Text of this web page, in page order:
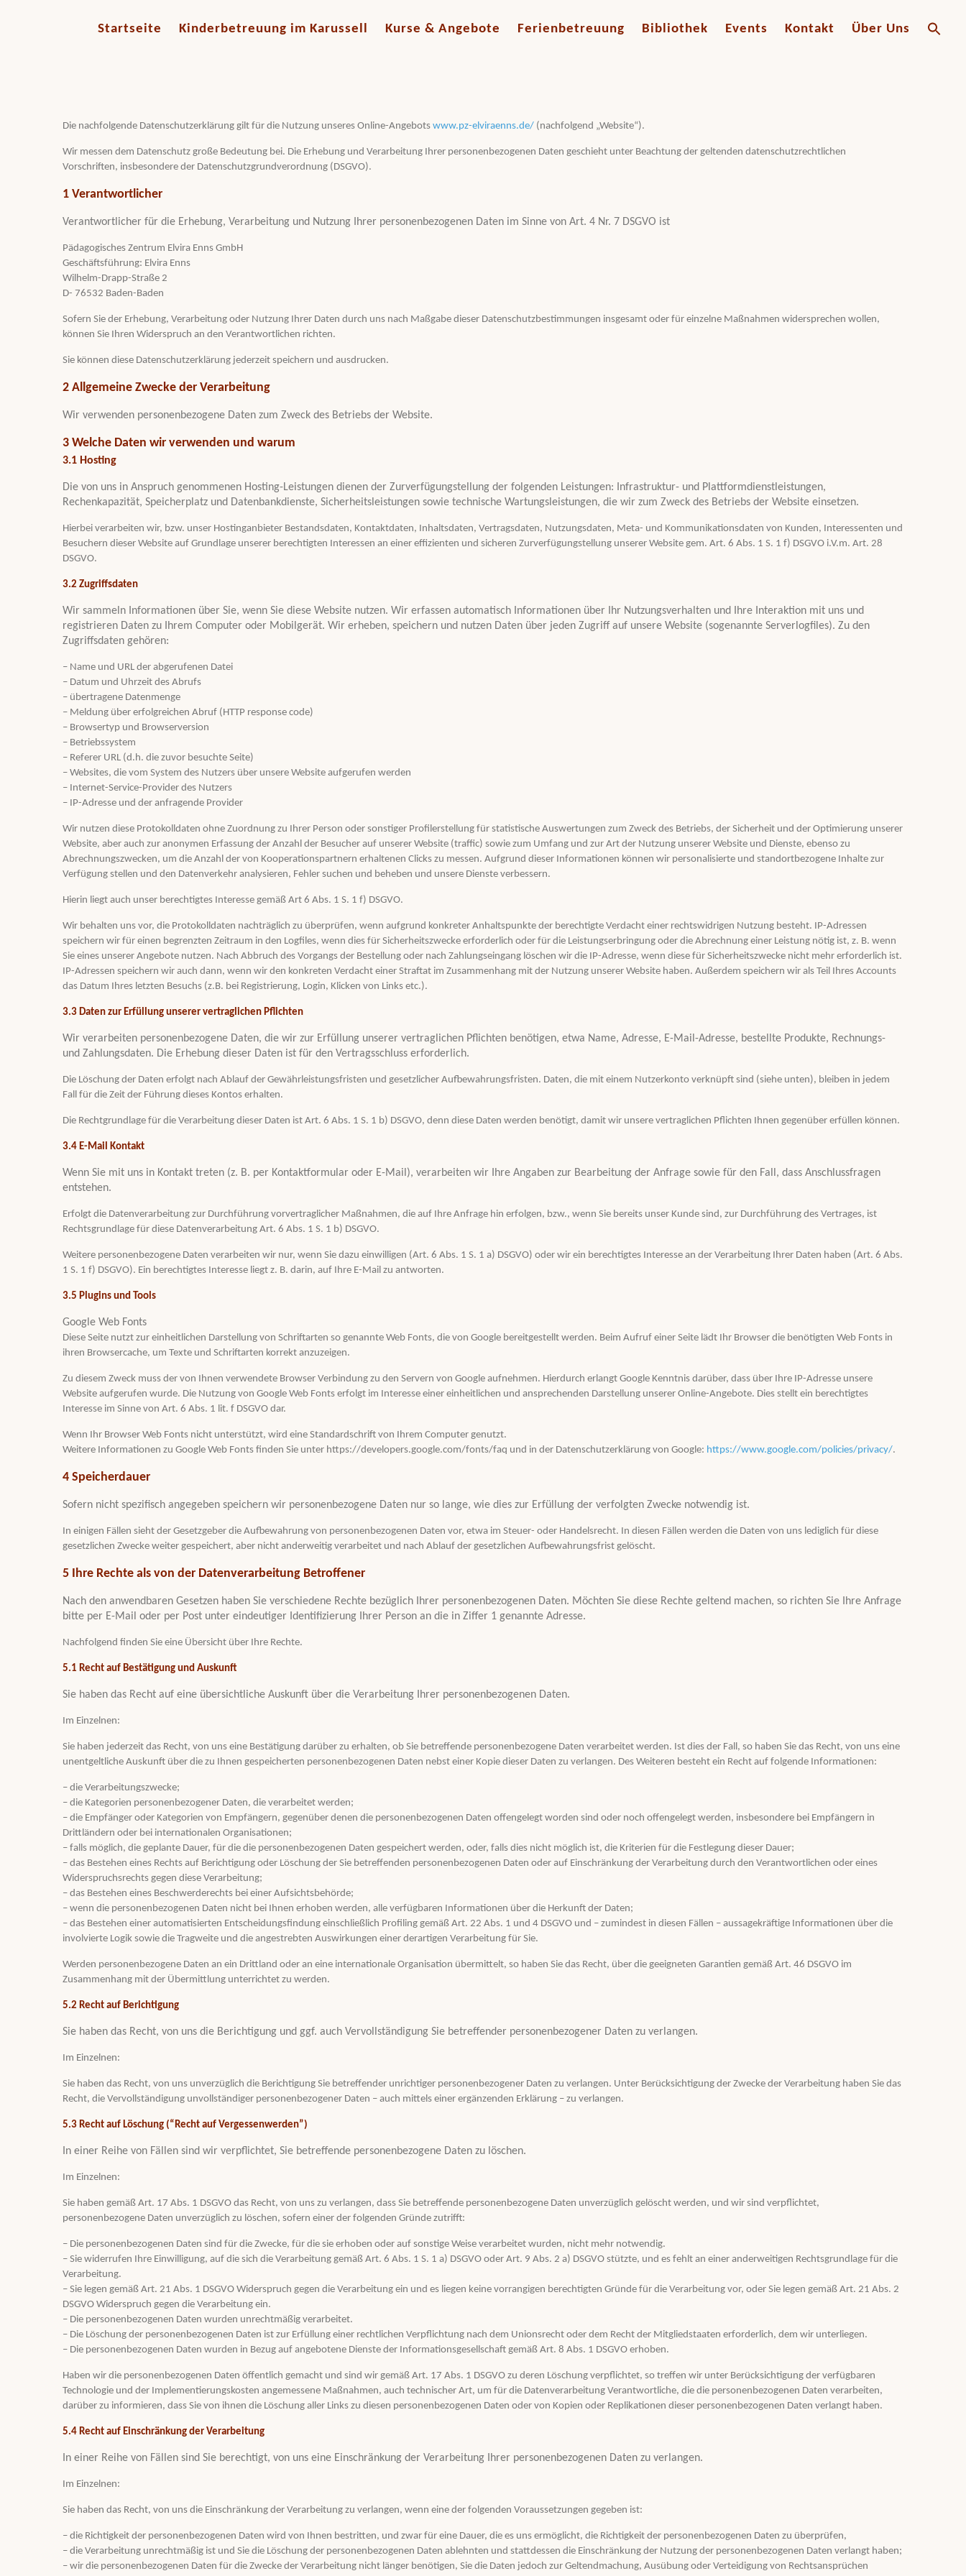
Startseite Kinderbetreuung im Karussell Kurse & Angebote Ferienbetreuung Bibliothek Events Kontakt Über Uns
Die nachfolgende Datenschutzerklärung gilt für die Nutzung unseres Online-Angebotswww.pz-elviraenns.de/ (nachfolgend „Website“).
Wir messen dem Datenschutz große Bedeutung bei. Die Erhebung und Verarbeitung Ihrer personenbezogenen Daten geschieht unter Beachtung der geltenden datenschutzrechtlichen
Vorschriften, insbesondere der Datenschutzgrundverordnung (DSGVO).
1 Verantwortlicher
Verantwortlicher für die Erhebung, Verarbeitung und Nutzung Ihrer personenbezogenen Daten im Sinne von Art. 4 Nr. 7 DSGVO ist
Pädagogisches Zentrum Elvira Enns GmbH
Geschäftsführung: Elvira Enns
Wilhelm-Drapp-Straße 2
D- 76532 Baden-Baden
Sofern Sie der Erhebung, Verarbeitung oder Nutzung Ihrer Daten durch uns nach Maßgabe dieser Datenschutzbestimmungen insgesamt oder für einzelne Maßnahmen widersprechen wollen,
können Sie Ihren Widerspruch an den Verantwortlichen richten.
Sie können diese Datenschutzerklärung jederzeit speichern und ausdrucken.
2 Allgemeine Zwecke der Verarbeitung
Wir verwenden personenbezogene Daten zum Zweck des Betriebs der Website.
3 Welche Daten wir verwenden und warum
3.1 Hosting
Die von uns in Anspruch genommenen Hosting-Leistungen dienen der Zurverfügungstellung der folgenden Leistungen: Infrastruktur- und Plattformdienstleistungen,
Rechenkapazität, Speicherplatz und Datenbankdienste, Sicherheitsleistungen sowie technische Wartungsleistungen, die wir zum Zweck des Betriebs der Website einsetzen.
Hierbei verarbeiten wir, bzw. unser Hostinganbieter Bestandsdaten, Kontaktdaten, Inhaltsdaten, Vertragsdaten, Nutzungsdaten, Meta- und Kommunikationsdaten von Kunden, Interessenten und
Besuchern dieser Website auf Grundlage unserer berechtigten Interessen an einer effizienten und sicheren Zurverfügungstellung unserer Website gem. Art. 6 Abs. 1 S. 1 f) DSGVO i.V.m. Art. 28
DSGVO.
3.2 Zugriffsdaten
Wir sammeln Informationen über Sie, wenn Sie diese Website nutzen. Wir erfassen automatisch Informationen über Ihr Nutzungsverhalten und Ihre Interaktion mit uns und
registrieren Daten zu Ihrem Computer oder Mobilgerät. Wir erheben, speichern und nutzen Daten über jeden Zugriff auf unsere Website (sogenannte Serverlogfiles). Zu den
Zugriffsdaten gehören:
– Name und URL der abgerufenen Datei
– Datum und Uhrzeit des Abrufs
– übertragene Datenmenge
– Meldung über erfolgreichen Abruf (HTTP response code)
– Browsertyp und Browserversion
– Betriebssystem
– Referer URL (d.h. die zuvor besuchte Seite)
– Websites, die vom System des Nutzers über unsere Website aufgerufen werden
– Internet-Service-Provider des Nutzers
– IP-Adresse und der anfragende Provider
Wir nutzen diese Protokolldaten ohne Zuordnung zu Ihrer Person oder sonstiger Profilerstellung für statistische Auswertungen zum Zweck des Betriebs, der Sicherheit und der Optimierung unserer
Website, aber auch zur anonymen Erfassung der Anzahl der Besucher auf unserer Website (traffic) sowie zum Umfang und zur Art der Nutzung unserer Website und Dienste, ebenso zu
Abrechnungszwecken, um die Anzahl der von Kooperationspartnern erhaltenen Clicks zu messen. Aufgrund dieser Informationen können wir personalisierte und standortbezogene Inhalte zur
Verfügung stellen und den Datenverkehr analysieren, Fehler suchen und beheben und unsere Dienste verbessern.
Hierin liegt auch unser berechtigtes Interesse gemäß Art 6 Abs. 1 S. 1 f) DSGVO.
Wir behalten uns vor, die Protokolldaten nachträglich zu überprüfen, wenn aufgrund konkreter Anhaltspunkte der berechtigte Verdacht einer rechtswidrigen Nutzung besteht. IP-Adressen
speichern wir für einen begrenzten Zeitraum in den Logfiles, wenn dies für Sicherheitszwecke erforderlich oder für die Leistungserbringung oder die Abrechnung einer Leistung nötig ist, z. B. wenn
Sie eines unserer Angebote nutzen. Nach Abbruch des Vorgangs der Bestellung oder nach Zahlungseingang löschen wir die IP-Adresse, wenn diese für Sicherheitszwecke nicht mehr erforderlich ist.
IP-Adressen speichern wir auch dann, wenn wir den konkreten Verdacht einer Straftat im Zusammenhang mit der Nutzung unserer Website haben. Außerdem speichern wir als Teil Ihres Accounts
das Datum Ihres letzten Besuchs (z.B. bei Registrierung, Login, Klicken von Links etc.).
3.3 Daten zur Erfüllung unserer vertraglichen Pflichten
Wir verarbeiten personenbezogene Daten, die wir zur Erfüllung unserer vertraglichen Pflichten benötigen, etwa Name, Adresse, E-Mail-Adresse, bestellte Produkte, Rechnungs-
und Zahlungsdaten. Die Erhebung dieser Daten ist für den Vertragsschluss erforderlich.
Die Löschung der Daten erfolgt nach Ablauf der Gewährleistungsfristen und gesetzlicher Aufbewahrungsfristen. Daten, die mit einem Nutzerkonto verknüpft sind (siehe unten), bleiben in jedem
Fall für die Zeit der Führung dieses Kontos erhalten.
Die Rechtgrundlage für die Verarbeitung dieser Daten ist Art. 6 Abs. 1 S. 1 b) DSGVO, denn diese Daten werden benötigt, damit wir unsere vertraglichen Pflichten Ihnen gegenüber erfüllen können.
3.4 E-Mail Kontakt
Wenn Sie mit uns in Kontakt treten (z. B. per Kontaktformular oder E-Mail), verarbeiten wir Ihre Angaben zur Bearbeitung der Anfrage sowie für den Fall, dass Anschlussfragen
entstehen.
Erfolgt die Datenverarbeitung zur Durchführung vorvertraglicher Maßnahmen, die auf Ihre Anfrage hin erfolgen, bzw., wenn Sie bereits unser Kunde sind, zur Durchführung des Vertrages, ist
Rechtsgrundlage für diese Datenverarbeitung Art. 6 Abs. 1 S. 1 b) DSGVO.
Weitere personenbezogene Daten verarbeiten wir nur, wenn Sie dazu einwilligen (Art. 6 Abs. 1 S. 1 a) DSGVO) oder wir ein berechtigtes Interesse an der Verarbeitung Ihrer Daten haben (Art. 6 Abs.
1 S. 1 f) DSGVO). Ein berechtigtes Interesse liegt z. B. darin, auf Ihre E-Mail zu antworten.
3.5 Plugins und Tools
Google Web Fonts
Diese Seite nutzt zur einheitlichen Darstellung von Schriftarten so genannte Web Fonts, die von Google bereitgestellt werden. Beim Aufruf einer Seite lädt Ihr Browser die benötigten Web Fonts in
ihren Browsercache, um Texte und Schriftarten korrekt anzuzeigen.
Zu diesem Zweck muss der von Ihnen verwendete Browser Verbindung zu den Servern von Google aufnehmen. Hierdurch erlangt Google Kenntnis darüber, dass über Ihre IP-Adresse unsere
Website aufgerufen wurde. Die Nutzung von Google Web Fonts erfolgt im Interesse einer einheitlichen und ansprechenden Darstellung unserer Online-Angebote. Dies stellt ein berechtigtes
Interesse im Sinne von Art. 6 Abs. 1 lit. f DSGVO dar.
Wenn Ihr Browser Web Fonts nicht unterstützt, wird eine Standardschrift von Ihrem Computer genutzt.
Weitere Informationen zu Google Web Fonts finden Sie unter https://developers.google.com/fonts/faq und in der Datenschutzerklärung von Google: https://www.google.com/policies/privacy/.
4 Speicherdauer
Sofern nicht spezifisch angegeben speichern wir personenbezogene Daten nur so lange, wie dies zur Erfüllung der verfolgten Zwecke notwendig ist.
In einigen Fällen sieht der Gesetzgeber die Aufbewahrung von personenbezogenen Daten vor, etwa im Steuer- oder Handelsrecht. In diesen Fällen werden die Daten von uns lediglich für diese
gesetzlichen Zwecke weiter gespeichert, aber nicht anderweitig verarbeitet und nach Ablauf der gesetzlichen Aufbewahrungsfrist gelöscht.
5 Ihre Rechte als von der Datenverarbeitung Betroffener
Nach den anwendbaren Gesetzen haben Sie verschiedene Rechte bezüglich Ihrer personenbezogenen Daten. Möchten Sie diese Rechte geltend machen, so richten Sie Ihre Anfrage
bitte per E-Mail oder per Post unter eindeutiger Identifizierung Ihrer Person an die in Ziffer 1 genannte Adresse.
Nachfolgend finden Sie eine Übersicht über Ihre Rechte.
5.1 Recht auf Bestätigung und Auskunft
Sie haben das Recht auf eine übersichtliche Auskunft über die Verarbeitung Ihrer personenbezogenen Daten.
Im Einzelnen:
Sie haben jederzeit das Recht, von uns eine Bestätigung darüber zu erhalten, ob Sie betreffende personenbezogene Daten verarbeitet werden. Ist dies der Fall, so haben Sie das Recht, von uns eine
unentgeltliche Auskunft über die zu Ihnen gespeicherten personenbezogenen Daten nebst einer Kopie dieser Daten zu verlangen. Des Weiteren besteht ein Recht auf folgende Informationen:
– die Verarbeitungszwecke;
– die Kategorien personenbezogener Daten, die verarbeitet werden;
– die Empfänger oder Kategorien von Empfängern, gegenüber denen die personenbezogenen Daten offengelegt worden sind oder noch offengelegt werden, insbesondere bei Empfängern in
Drittländern oder bei internationalen Organisationen;
– falls möglich, die geplante Dauer, für die die personenbezogenen Daten gespeichert werden, oder, falls dies nicht möglich ist, die Kriterien für die Festlegung dieser Dauer;
– das Bestehen eines Rechts auf Berichtigung oder Löschung der Sie betreffenden personenbezogenen Daten oder auf Einschränkung der Verarbeitung durch den Verantwortlichen oder eines
Widerspruchsrechts gegen diese Verarbeitung;
– das Bestehen eines Beschwerderechts bei einer Aufsichtsbehörde;
– wenn die personenbezogenen Daten nicht bei Ihnen erhoben werden, alle verfügbaren Informationen über die Herkunft der Daten;
– das Bestehen einer automatisierten Entscheidungsfindung einschließlich Profiling gemäß Art. 22 Abs. 1 und 4 DSGVO und – zumindest in diesen Fällen – aussagekräftige Informationen über die
involvierte Logik sowie die Tragweite und die angestrebten Auswirkungen einer derartigen Verarbeitung für Sie.
Werden personenbezogene Daten an ein Drittland oder an eine internationale Organisation übermittelt, so haben Sie das Recht, über die geeigneten Garantien gemäß Art. 46 DSGVO im
Zusammenhang mit der Übermittlung unterrichtet zu werden.
5.2 Recht auf Berichtigung
Sie haben das Recht, von uns die Berichtigung und ggf. auch Vervollständigung Sie betreffender personenbezogener Daten zu verlangen.
Im Einzelnen:
Sie haben das Recht, von uns unverzüglich die Berichtigung Sie betreffender unrichtiger personenbezogener Daten zu verlangen. Unter Berücksichtigung der Zwecke der Verarbeitung haben Sie das
Recht, die Vervollständigung unvollständiger personenbezogener Daten – auch mittels einer ergänzenden Erklärung – zu verlangen.
5.3 Recht auf Löschung (“Recht auf Vergessenwerden”)
In einer Reihe von Fällen sind wir verpflichtet, Sie betreffende personenbezogene Daten zu löschen.
Im Einzelnen:
Sie haben gemäß Art. 17 Abs. 1 DSGVO das Recht, von uns zu verlangen, dass Sie betreffende personenbezogene Daten unverzüglich gelöscht werden, und wir sind verpflichtet,
personenbezogene Daten unverzüglich zu löschen, sofern einer der folgenden Gründe zutrifft:
– Die personenbezogenen Daten sind für die Zwecke, für die sie erhoben oder auf sonstige Weise verarbeitet wurden, nicht mehr notwendig.
– Sie widerrufen Ihre Einwilligung, auf die sich die Verarbeitung gemäß Art. 6 Abs. 1 S. 1 a) DSGVO oder Art. 9 Abs. 2 a) DSGVO stützte, und es fehlt an einer anderweitigen Rechtsgrundlage für die
Verarbeitung.
– Sie legen gemäß Art. 21 Abs. 1 DSGVO Widerspruch gegen die Verarbeitung ein und es liegen keine vorrangigen berechtigten Gründe für die Verarbeitung vor, oder Sie legen gemäß Art. 21 Abs. 2
DSGVO Widerspruch gegen die Verarbeitung ein.
– Die personenbezogenen Daten wurden unrechtmäßig verarbeitet.
– Die Löschung der personenbezogenen Daten ist zur Erfüllung einer rechtlichen Verpflichtung nach dem Unionsrecht oder dem Recht der Mitgliedstaaten erforderlich, dem wir unterliegen.
– Die personenbezogenen Daten wurden in Bezug auf angebotene Dienste der Informationsgesellschaft gemäß Art. 8 Abs. 1 DSGVO erhoben.
Haben wir die personenbezogenen Daten öffentlich gemacht und sind wir gemäß Art. 17 Abs. 1 DSGVO zu deren Löschung verpflichtet, so treffen wir unter Berücksichtigung der verfügbaren
Technologie und der Implementierungskosten angemessene Maßnahmen, auch technischer Art, um für die Datenverarbeitung Verantwortliche, die die personenbezogenen Daten verarbeiten,
darüber zu informieren, dass Sie von ihnen die Löschung aller Links zu diesen personenbezogenen Daten oder von Kopien oder Replikationen dieser personenbezogenen Daten verlangt haben.
5.4 Recht auf Einschränkung der Verarbeitung
In einer Reihe von Fällen sind Sie berechtigt, von uns eine Einschränkung der Verarbeitung Ihrer personenbezogenen Daten zu verlangen.
Im Einzelnen:
Sie haben das Recht, von uns die Einschränkung der Verarbeitung zu verlangen, wenn eine der folgenden Voraussetzungen gegeben ist:
– die Richtigkeit der personenbezogenen Daten wird von Ihnen bestritten, und zwar für eine Dauer, die es uns ermöglicht, die Richtigkeit der personenbezogenen Daten zu überprüfen,
– die Verarbeitung unrechtmäßig ist und Sie die Löschung der personenbezogenen Daten ablehnten und stattdessen die Einschränkung der Nutzung der personenbezogenen Daten verlangt haben;
– wir die personenbezogenen Daten für die Zwecke der Verarbeitung nicht länger benötigen, Sie die Daten jedoch zur Geltendmachung, Ausübung oder Verteidigung von Rechtsansprüchen